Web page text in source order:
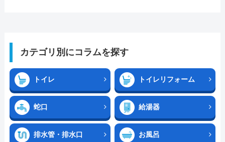
カテゴリ別にコラムを探す
トイレ トイレリフォーム
蛇口 給湯器
排水管・排水口 お風呂